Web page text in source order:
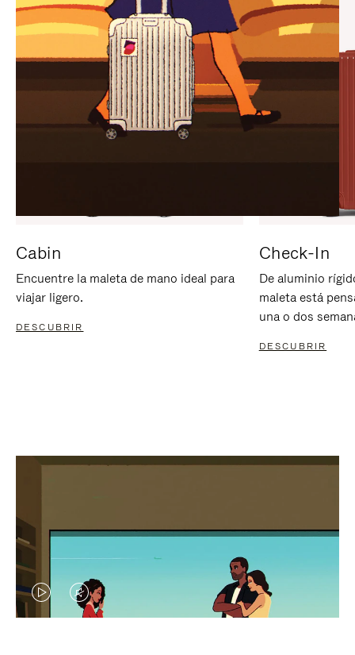
ACTIVARLO.
Cabin
Encuentre la maleta de mano ideal para
viajar ligero.
DESCUBRIR
Check-In
De aluminio
maleta está
una o dos
DESCUBRIR
EL
EL